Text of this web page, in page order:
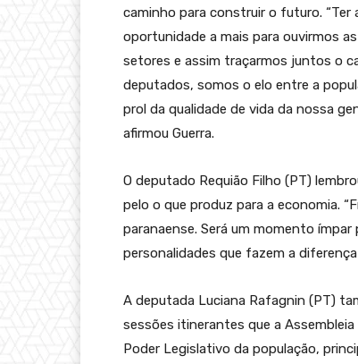
caminho para construir o futuro.
oportunidade a mais para ouvirmos
setores e assim traçarmos juntos o
deputados, somos o elo entre a
prol da qualidade de vida da nossa
afirmou Guerra.
O deputado Requião Filho (PT)
pelo o que produz para a economia.
paranaense. Será um momento
personalidades que fazem a
A deputada Luciana Rafagnin (PT)
sessões itinerantes que a
Poder Legislativo da população,